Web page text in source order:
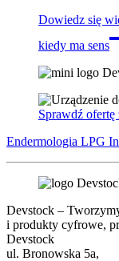
Dowiedz się
kiedy ma sens
Sprawdź
Endermologia LPG
Devstock –
i produkty cyfrowe,
Devstock
ul. Bronowska 5a,